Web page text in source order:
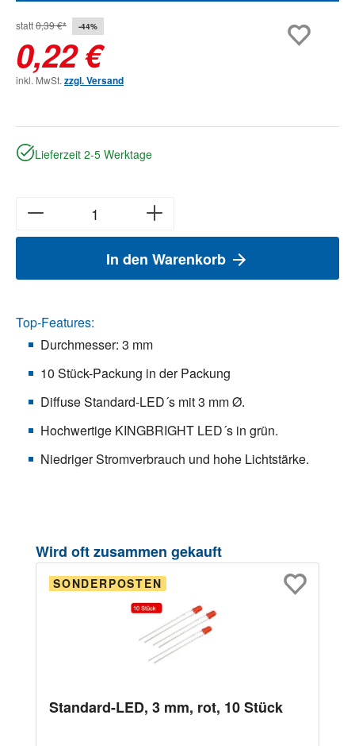
statt0,39 €* -44%
0,22 €
inkl. MwSt. zzgl. Versand
Lieferzeit 2-5 Werktage
In den Warenkorb
Top-Features:
Durchmesser: 3 mm
10 Stück-Packung in der Packung
Diffuse Standard-LED´s mit 3 mm Ø.
Hochwertige KINGBRIGHT LED´s in grün.
Niedriger Stromverbrauch und hohe Lichtstärke.
Produktgalerie überspringen
Wird oft zusammen gekauft
SONDERPOSTEN
Standard-LED, 3 mm, rot, 10 Stück